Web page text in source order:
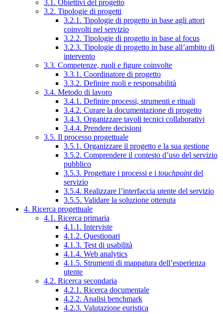
3.1. Obiettivi del progetto
3.2. Tipologie di progetti
3.2.1. Tipologie di progetto in base agli attori
coinvolti nel servizio
3.2.2. Tipologie di progetto in base al focus
3.2.3. Tipologie di progetto in base all’ambito di
intervento
3.3. Competenze, ruoli e figure coinvolte
3.3.1. Coordinatore di progetto
3.3.2. Definire ruoli e responsabilità
3.4. Metodo di lavoro
3.4.1. Definire processi, strumenti e rituali
3.4.2. Curare la documentazione di progetto
3.4.3. Organizzare tavoli tecnici collaborativi
3.4.4. Prendere decisioni
3.5. Il processo progettuale
3.5.1. Organizzare il progetto e la sua gestione
3.5.2. Comprendere il contesto d’uso del servizio
pubblico
3.5.3. Progettare i processi e i touchpointdel
servizio
3.5.4. Realizzare l’interfaccia utente del servizio
3.5.5. Validare la soluzione ottenuta
4. Ricerca progettuale
4.1. Ricerca primaria
4.1.1. Interviste
4.1.2. Questionari
4.1.3. Test di usabilità
4.1.4. Web analytics
4.1.5. Strumenti di mappatura dell’esperienza
utente
4.2. Ricerca secondaria
4.2.1. Ricerca documentale
4.2.2. Analisi benchmark
4.2.3. Valutazione euristica